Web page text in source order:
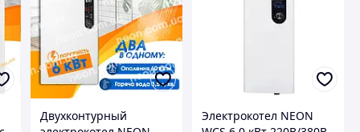
Двухконтурный
Электрокотел NEON